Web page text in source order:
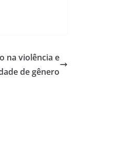
na violência e
de gênero